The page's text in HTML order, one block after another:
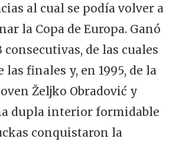
al cual se podía volver a
la Copa de Europa. Ganó
consecutivas, de las cuales
las finales y, en 1995, de la
Željko Obradović y
dupla interior formidable
conquistaron la